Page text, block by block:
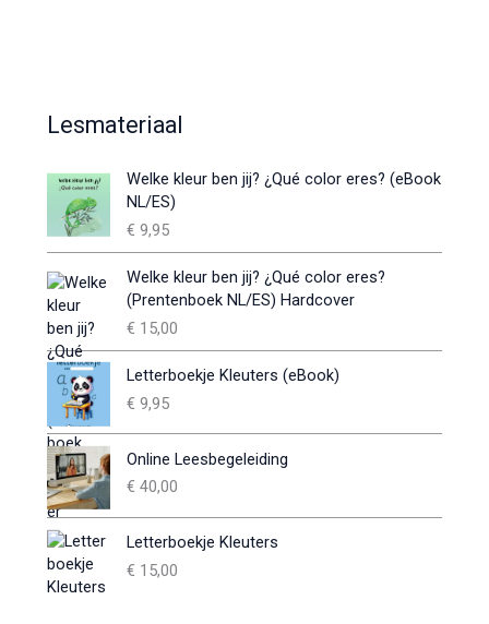
Lesmateriaal
Welke kleur ben jij? ¿Qué color eres? (eBook
NL/ES)
€ 9,95
Welke kleur ben jij? ¿Qué color eres?
(Prentenboek NL/ES) Hardcover
€ 15,00
Letterboekje Kleuters (eBook)
€ 9,95
Online Leesbegeleiding
€ 40,00
Letterboekje Kleuters
€ 15,00